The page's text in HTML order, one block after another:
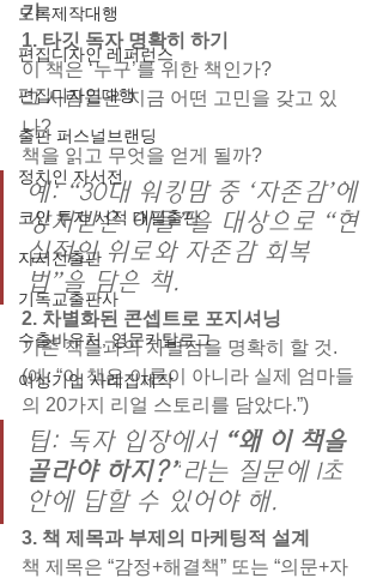
도록제작대행
편집디자인 레퍼런스
편집디자인대행
출판 퍼스널브랜딩
정치인 자서전
코인 투자 서적 대필출판
자서전출판
기독교출판사
수출바우처, 영문카탈로그
여성기업 사례집제작
기
1. 타깃 독자 명확히 하기
이 책은 ‘누구’를 위한 책인가?
그 사람들은 지금 어떤 고민을 갖고 있
나?
책을 읽고 무엇을 얻게 될까?
예: “30대 워킹맘 중 ‘자존감’에
상처받은 이들”을 대상으로 “현
실적인 위로와 자존감 회복
법”을 담은 책.
2. 차별화된 콘셉트로 포지셔닝
기존 책들과의 차별점을 명확히 할 것.
(예: “이 책은 이론이 아니라 실제 엄마들
의 20가지 리얼 스토리를 담았다.”)
팁: 독자 입장에서 “왜 이 책을
골라야 하지?”라는 질문에 1초
안에 답할 수 있어야 해.
3. 책 제목과 부제의 마케팅적 설계
책 제목은 “감정+해결책” 또는 “의문+자